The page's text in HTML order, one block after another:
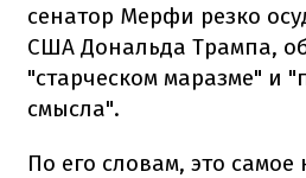
сенатор Мерфи резко
США Дональда Трампа,
"старческом маразме" и
смысла".
По его словам, это самое